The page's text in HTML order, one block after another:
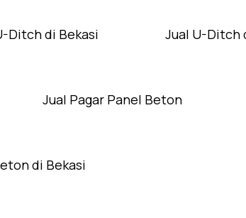
Ditch di Bekasi Jual U-Ditch
Jual Pagar Panel Beton
di Bekasi